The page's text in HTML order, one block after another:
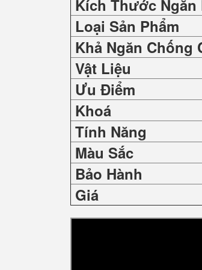
Kích Thước Ngăn
Loại Sản Phẩm
Khả Ngăn Chống
Vật Liệu
Ưu Điểm
Khoá
Tính Năng
Màu Sắc
Bảo Hành
Giá